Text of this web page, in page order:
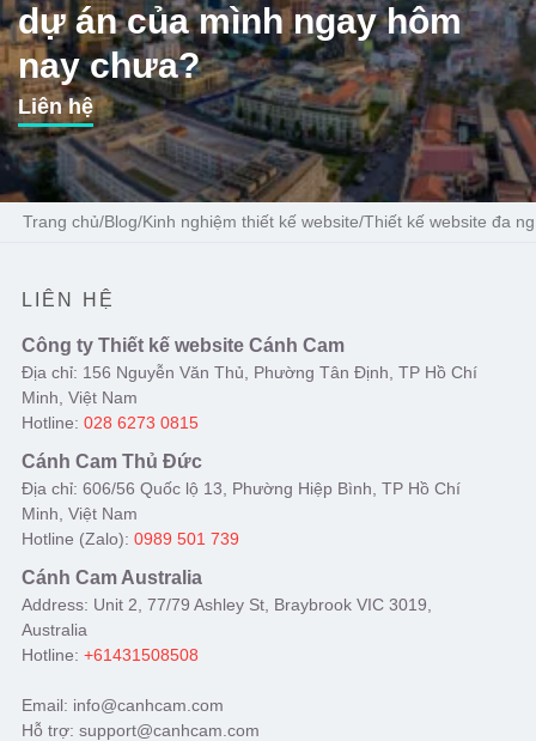
dự án của mình ngay hôm
nay chưa?
Liên hệ
Trang chủ/Blog/Kinh nghiệm thiết kế website/Thiết kế website đa
LIÊN HỆ
Công ty Thiết kế website Cánh Cam
Địa chỉ: 156 Nguyễn Văn Thủ, Phường Tân Định, TP Hồ Chí
Minh, Việt Nam
Hotline: 028 6273 0815
Cánh Cam Thủ Đức
Địa chỉ: 606/56 Quốc lộ 13, Phường Hiệp Bình, TP Hồ Chí
Minh, Việt Nam
Hotline (Zalo): 0989 501 739
Cánh Cam Australia
Address: Unit 2, 77/79 Ashley St, Braybrook VIC 3019,
Australia
Hotline: +61431508508
Email: info@canhcam.com
Hỗ trợ: support@canhcam.com